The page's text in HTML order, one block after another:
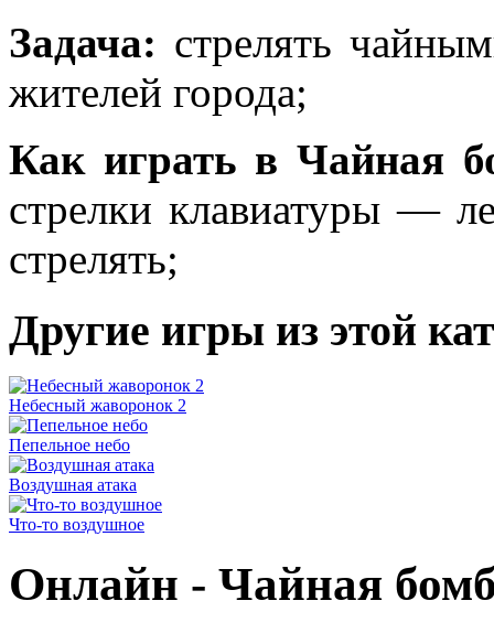
Задача: стрелять
жителей города;
Как играть в Чайная
стрелки клавиатуры —
стрелять;
Другие игры из этой
Небесный жаворонок 2
Пепельное небо
Воздушная атака
Что-то воздушное
Онлайн - Чайная